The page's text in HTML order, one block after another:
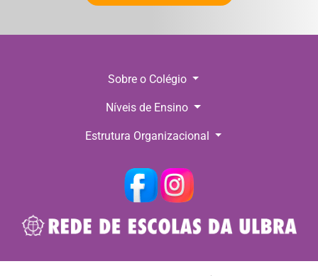
Sobre o Colégio
Níveis de Ensino
Estrutura Organizacional